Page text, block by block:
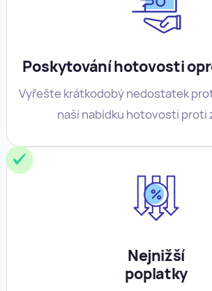
Poskytování hotovosti
Vyřešte krátkodobý nedostatek
naší nabídku hotovosti proti
Nejnižší
poplatky